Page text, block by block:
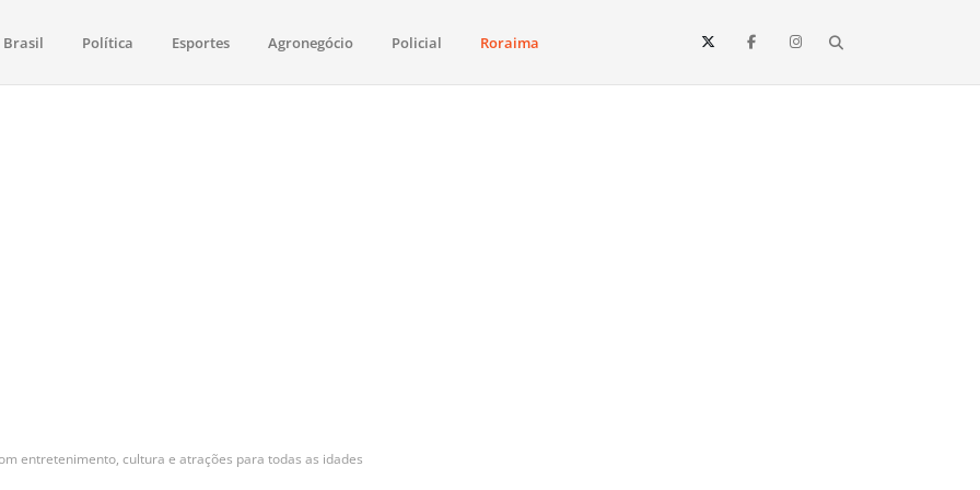
saúde, esportes, economia e os principais acontecimentos de Boa Vista e todo o estado de Roraima. Fique sempre informado
Brasil Política Esportes Agronegócio Policial Roraima
entretenimento, cultura e atrações para todas as idades